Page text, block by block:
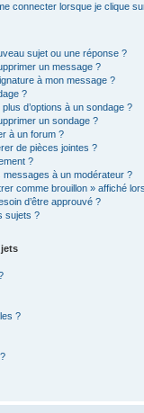
connecter lorsque je clique
sujet ou une réponse ?
un message ?
à mon message ?
?
d’options à un sondage ?
un sondage ?
à un forum ?
de pièces jointes ?
?
à un modérateur ?
comme brouillon » affiché
d’être approuvé ?
sujets ?
?